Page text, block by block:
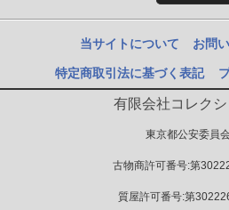
当サイトについて お問
特定商取引法に基づく表記
有限会社コレク
東京都公安委員
古物商許可番号:第
質屋許可番号:第